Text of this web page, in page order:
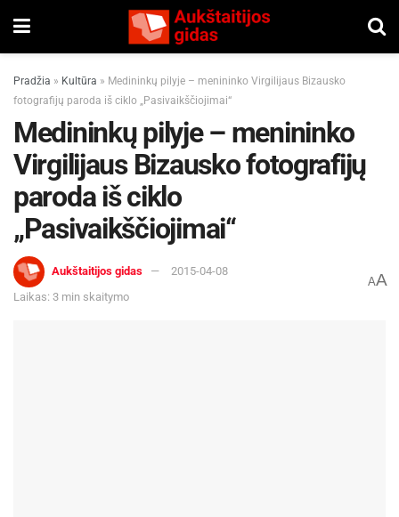
Pradžia » Kultūra » Medininkų pilyje – menininko Virgilijaus Bizausko
fotografijų paroda iš ciklo „Pasivaikščiojimai“
Medininkų pilyje – menininko
Virgilijaus Bizausko fotografijų
paroda iš ciklo
„Pasivaikščiojimai“
Aukštaitijos gidas
2015-04-08
Laikas: 3 min skaitymo
AA